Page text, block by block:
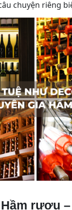
chuyện riêng
rượu